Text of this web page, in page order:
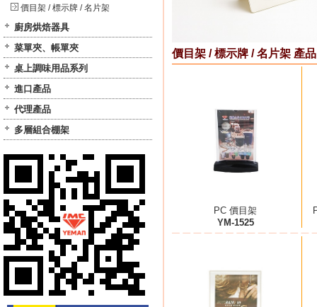
價目架 / 標示牌 / 名片架
廚房烘焙器具
菜單夾、帳單夾
桌上調味用品系列
進口產品
代理產品
多層組合棚架
價目架 / 標示牌 / 名片架 產品
PC 價目架
YM-1525